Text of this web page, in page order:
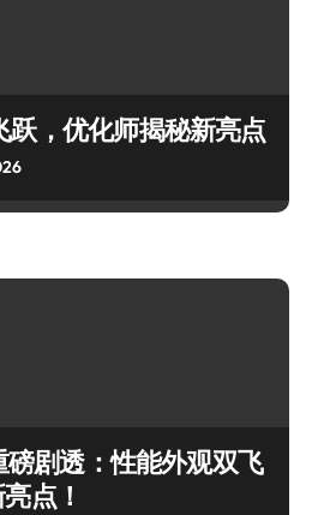
跃，优化师揭秘新亮点
磅剧透：性能外观双飞
点！